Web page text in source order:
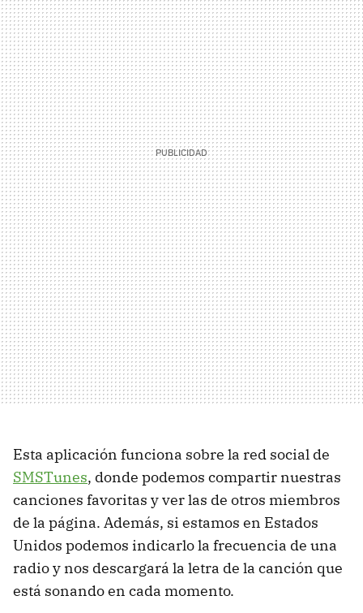
Esta aplicación funciona sobre la red social de
SMSTunes, donde podemos compartir nuestras
canciones favoritas y ver las de otros miembros
de la página. Además, si estamos en Estados
Unidos podemos indicarlo la frecuencia de una
radio y nos descargará la letra de la canción que
está sonando en cada momento.